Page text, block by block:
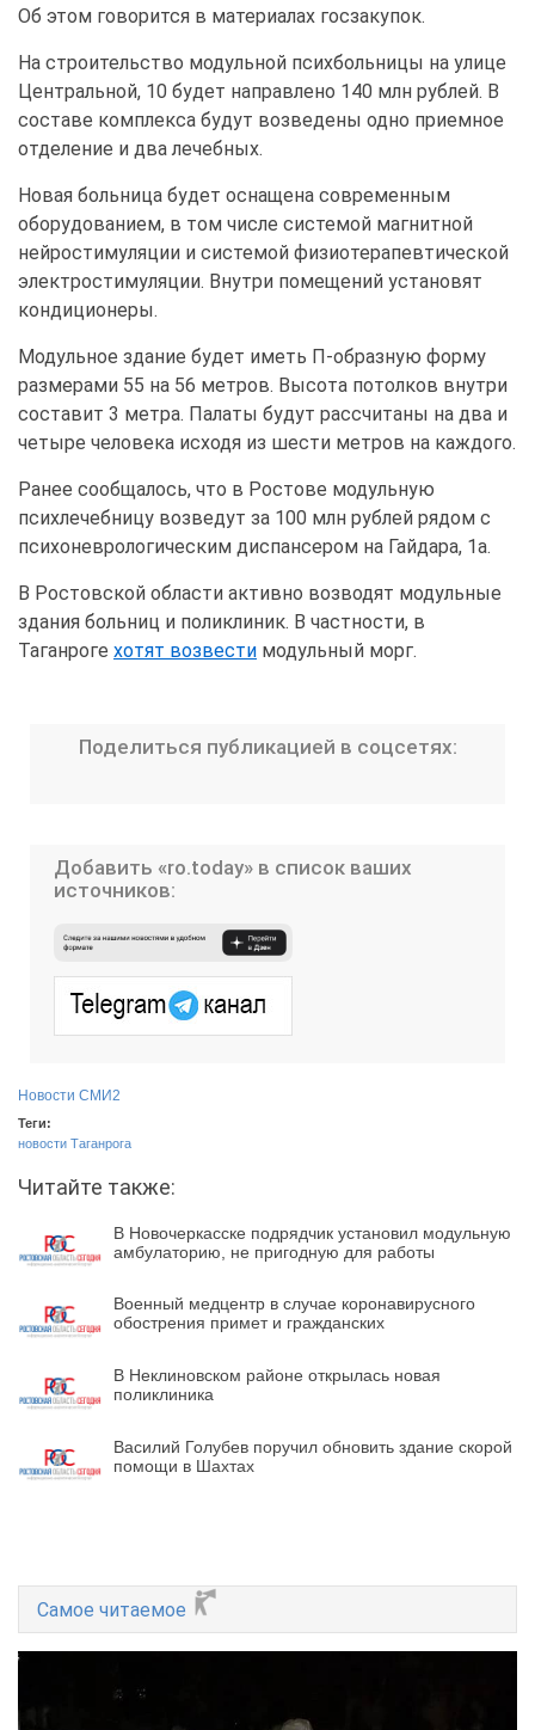
Об этом говорится в материалах госзакупок.
На строительство модульной психбольницы на улице
Центральной, 10 будет направлено 140 млн рублей. В
составе комплекса будут возведены одно приемное
отделение и два лечебных.
Новая больница будет оснащена современным
оборудованием, в том числе системой магнитной
нейростимуляции и системой физиотерапевтической
электростимуляции. Внутри помещений установят
кондиционеры.
Модульное здание будет иметь П-образную форму
размерами 55 на 56 метров. Высота потолков внутри
составит 3 метра. Палаты будут рассчитаны на два и
четыре человека исходя из шести метров на каждого.
Ранее сообщалось, что в Ростове модульную
психлечебницу возведут за 100 млн рублей рядом с
психоневрологическим диспансером на Гайдара, 1а.
В Ростовской области активно возводят модульные
здания больниц и поликлиник. В частности, в
Таганроге хотят возвести модульный морг.
Поделиться публикацией в соцсетях:
Добавить «ro.today» в список ваших
источников:
Новости СМИ2
Теги:
новости Таганрога
Читайте также:
В Новочеркасске подрядчик установил модульную
амбулаторию, не пригодную для работы
Военный медцентр в случае коронавирусного
обострения примет и гражданских
В Неклиновском районе открылась новая
поликлиника
Василий Голубев поручил обновить здание скорой
помощи в Шахтах
Самое читаемое